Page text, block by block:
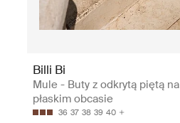
Billi Bi
Mule - Buty z odkrytą piętą na
płaskim obcasie
36 37 38 39 40